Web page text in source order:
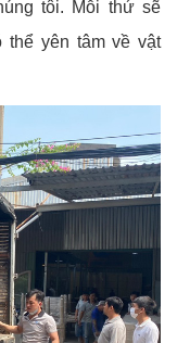
tôi. Mỗi thứ sẽ
thể yên tâm về vật